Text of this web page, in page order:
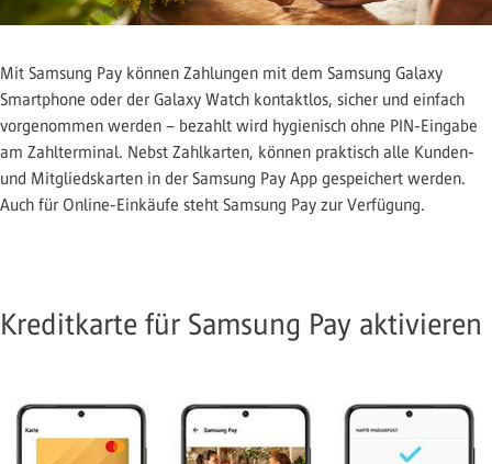
Mit Samsung Pay können Zahlungen mit dem Samsung Galaxy
Smartphone oder der Galaxy Watch kontaktlos, sicher und einfach
vorgenommen werden – bezahlt wird hygienisch ohne PIN-Eingabe
am Zahlterminal. Nebst Zahlkarten, können praktisch alle Kunden-
und Mitgliedskarten in der Samsung Pay App gespeichert werden.
Auch für Online-Einkäufe steht Samsung Pay zur Verfügung.
Kreditkarte für Samsung Pay aktivieren